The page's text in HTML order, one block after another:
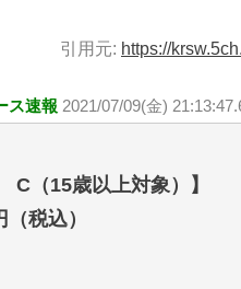
引用元: https://
ス速報 2021/07/09(金)
C（15歳以上対象）】
税込）